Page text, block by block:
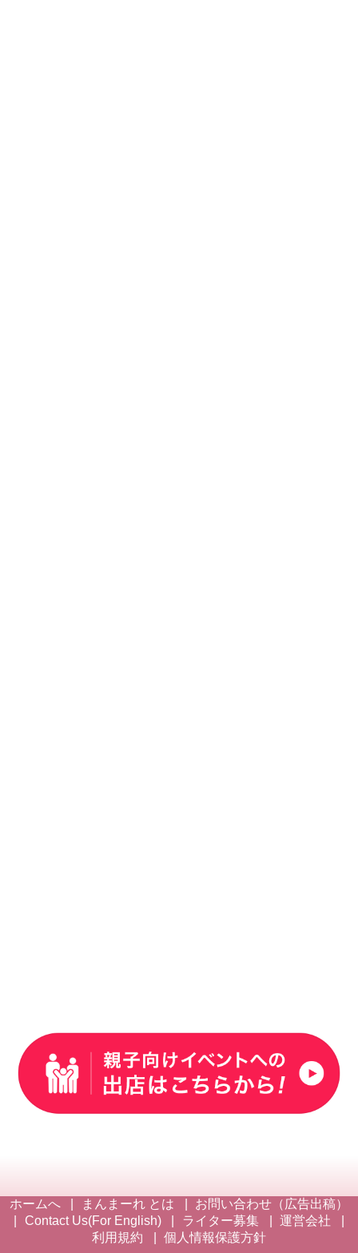
ホームへ まんまーれ とは
お問い合わせ（広告出稿）
Contact Us(For English)
ライター募集
運営会社
利用規約
個人情報保護方針